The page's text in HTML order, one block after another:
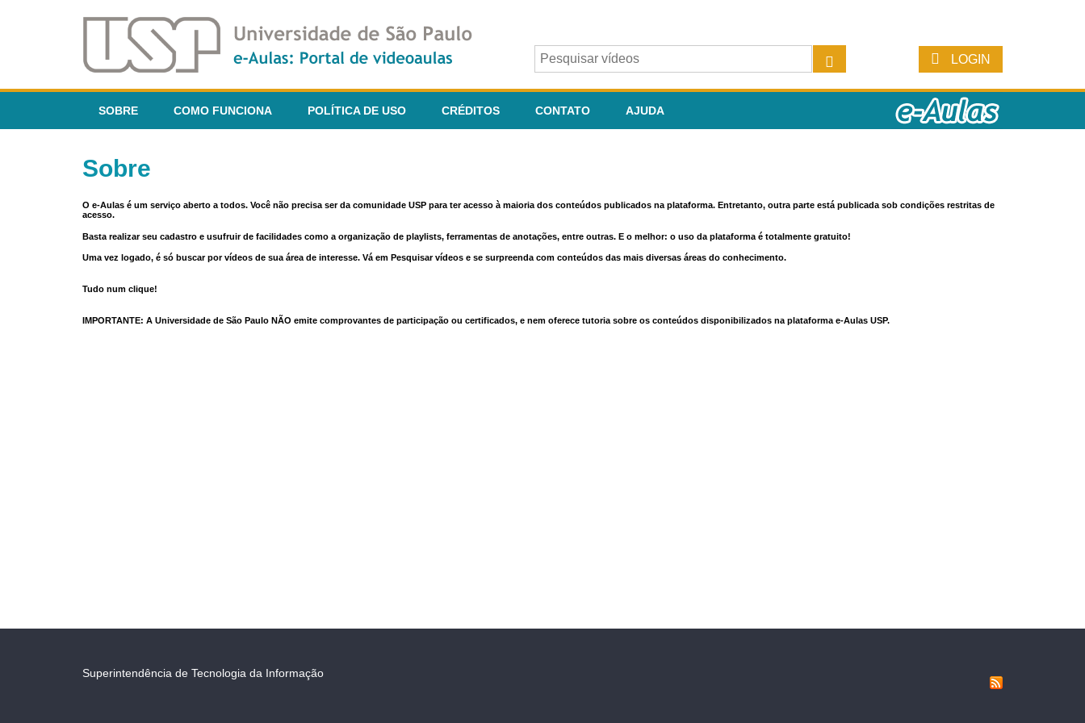
LOGIN
SOBRE COMO FUNCIONA POLÍTICA DE USO CRÉDITOS CONTATO AJUDA
Sobre
O e-Aulas é um serviço aberto a todos. Você não precisa ser da comunidade USP para ter acesso à maioria dos conteúdos publicados na plataforma. Entretanto, outra parte está publicada sob condições restritas de
acesso.
Basta realizar seu cadastro e usufruir de facilidades como a organização de playlists, ferramentas de anotações, entre outras. E o melhor: o uso da plataforma é totalmente gratuito!
Uma vez logado, é só buscar por vídeos de sua área de interesse. Vá em Pesquisar vídeos e se surpreenda com conteúdos das mais diversas áreas do conhecimento.
Tudo num clique!
IMPORTANTE: A Universidade de São Paulo NÃO emite comprovantes de participação ou certificados, e nem oferece tutoria sobre os conteúdos disponibilizados na plataforma e-Aulas USP.
Superintendência de Tecnologia da Informação